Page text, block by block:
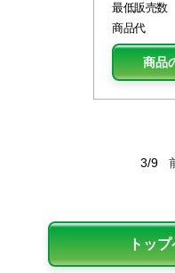
最低販売数
商品代
商品
3/9
トップ